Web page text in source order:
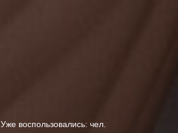
Уже воспользовались: чел.